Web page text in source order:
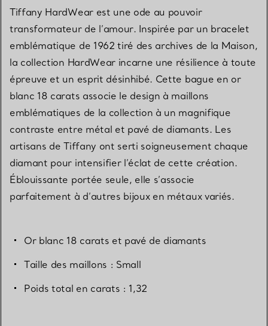
Tiffany HardWear est une ode au pouvoir
transformateur de l’amour. Inspirée par un bracelet
emblématique de 1962 tiré des archives de la Maison,
la collection HardWear incarne une résilience à toute
épreuve et un esprit désinhibé. Cette bague en or
blanc 18 carats associe le design à maillons
emblématiques de la collection à un magnifique
contraste entre métal et pavé de diamants. Les
artisans de Tiffany ont serti soigneusement chaque
diamant pour intensifier l’éclat de cette création.
Éblouissante portée seule, elle s’associe
parfaitement à d’autres bijoux en métaux variés.
Or blanc 18 carats et pavé de diamants
Taille des maillons : Small
Poids total en carats : 1,32